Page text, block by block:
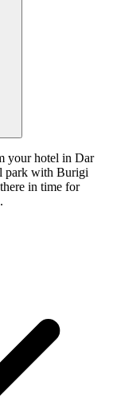
your hotel in Dar
park with Burigi
in time for